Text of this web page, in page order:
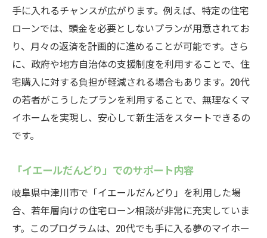
手に入れるチャンスが広がります。例えば、特定の住宅
ローンでは、頭金を必要としないプランが用意されてお
り、月々の返済を計画的に進めることが可能です。さら
に、政府や地方自治体の支援制度を利用することで、住
宅購入に対する負担が軽減される場合もあります。20代
の若者がこうしたプランを利用することで、無理なくマ
イホームを実現し、安心して新生活をスタートできるの
です。
「イエールだんどり」でのサポート内容
岐阜県中津川市で「イエールだんどり」を利用した場
合、若年層向けの住宅ローン相談が非常に充実していま
す。このプログラムは、20代でも手に入る夢のマイホー